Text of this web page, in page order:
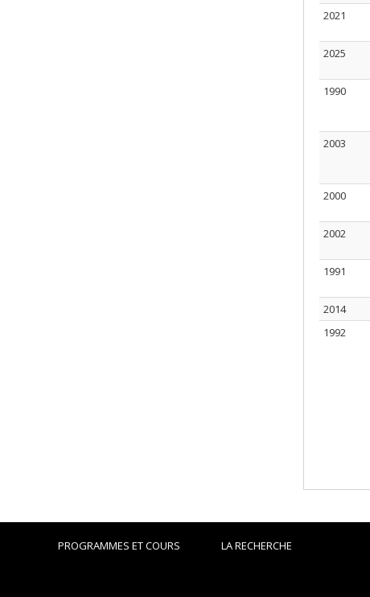
2021
2025
1990
2003
2000
2002
1991
2014
1992
PROGRAMMES ET COURS LA RECHERCHE